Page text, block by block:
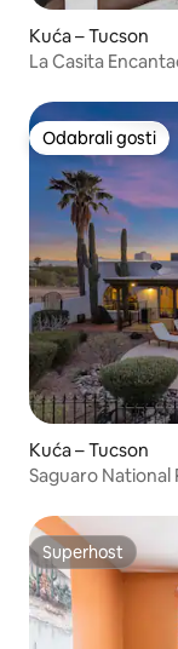
Kuća – Tucson
La Casita
Odabrali gosti
Odabrali gosti
Kuća – Tucson
Saguaro National
Superhost
Superhost